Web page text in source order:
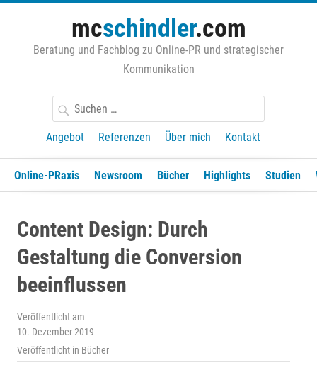
springen
mcschindler.com
Beratung und Fachblog zu Online-PR und strategischer
Kommunikation
Suchen
nach:
Angebot
Referenzen Über mich Kontakt
Online-PRaxis Newsroom Bücher Highlights Studien
Content Design: Durch
Gestaltung die Conversion
beeinflussen
Veröffentlicht am
10. Dezember 2019
Veröffentlicht in Bücher